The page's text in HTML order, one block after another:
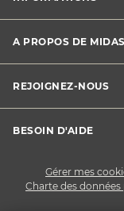
Charte des cookies
Charte des données
CGV
Conditions de
A PROPOS DE MIDAS
Midas France
Développement
REJOIGNEZ-NOUS
Devenez franchisé
BESOIN D'AIDE
Gérer mes
Charte des données